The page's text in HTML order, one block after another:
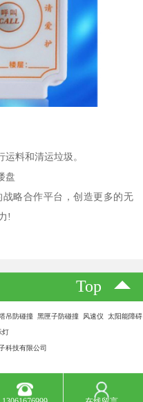
料和清运垃圾。
盘
略合作平台，创造更多的无
!
Top
吊防碰撞 黑匣子防碰撞 风速仪 太阳能障碍
灯
科技有限公司